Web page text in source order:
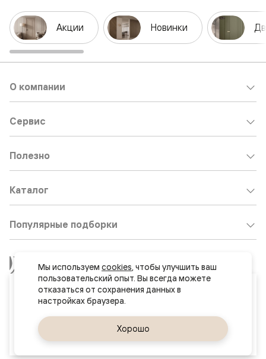
Ваш город
Нур-Султан (Астана)
Акции Новинки
и интерьерные
О компании
Сервис
Полезно
Каталог
Популярные подборки
Клиентский центр:
Почта по общим вопросам:
8800@volhovez.natm.ru
Мы используем cookies, чтобы улучшить ваш
пользовательский опыт. Вы всегда можете
отказаться от сохранения данных в
Хорошо